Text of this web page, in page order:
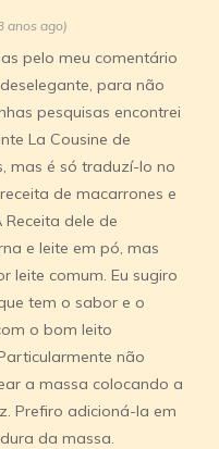
anos ago)
pelo meu comentário
para não
pesquisas encontrei
La Cousine de
mas é só traduzí-lo no
de macarrones e
dele de
e leite em pó, mas
leite comum. Eu sugiro
tem o sabor e o
o bom leito
não
a massa colocando a
Prefiro adicioná-la em
da massa.